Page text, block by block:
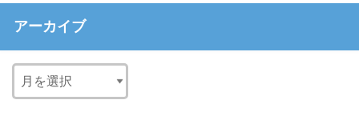
アーカイブ